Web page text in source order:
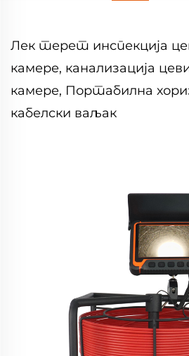
Лек терет инспекција
камере, канализација
камере, Портабилна
кабелски ваљак